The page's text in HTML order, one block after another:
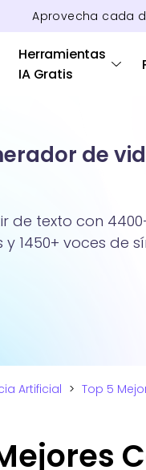
Aprovecha cada
Herramientas
IA Gratis
de
de texto con
1450+ voces de
Artificial > Top 5